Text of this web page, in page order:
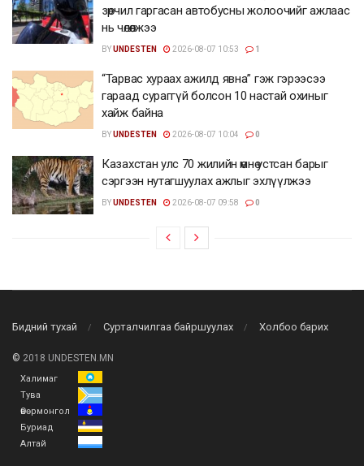
зөрчил гаргасан автобусны жолоочийг ажлаас
нь чөлөөлжээ
BYUNDESTEN 2026-08-07 10:53 1
“Тарвас хураах ажилд явна” гэж гэрээсээ
гараад сураггүй болсон 10 настай охиныг
хайж байна
BYUNDESTEN 2026-08-07 10:04 0
Казахстан улс 70 жилийн өмнө устсан барыг
сэргээн нутагшуулах ажлыг эхлүүлжээ
BYUNDESTEN 2026-08-07 09:58 0
Бидний тухай Сурталчилгаа байршуулах Холбоо барих
© 2018 UNDESTEN.MN
Халимаг
Тува
Өвөрмонгол
Буриад
Алтай